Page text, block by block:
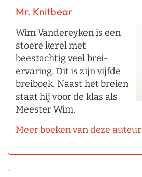
Mr. Knitbear
Wim Vandereyken is een
stoere kerel met
beestachtig veel brei-
ervaring. Dit is zijn vijfde
breiboek. Naast het breien
staat hij voor de klas als
Meester Wim.
Meer boeken van deze auteur